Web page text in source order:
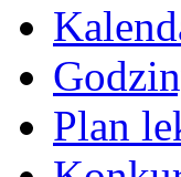
Plan